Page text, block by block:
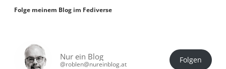
Folge meinem Blog im Fediverse
Nur ein Blog
@roblen@nureinblog.at Folgen